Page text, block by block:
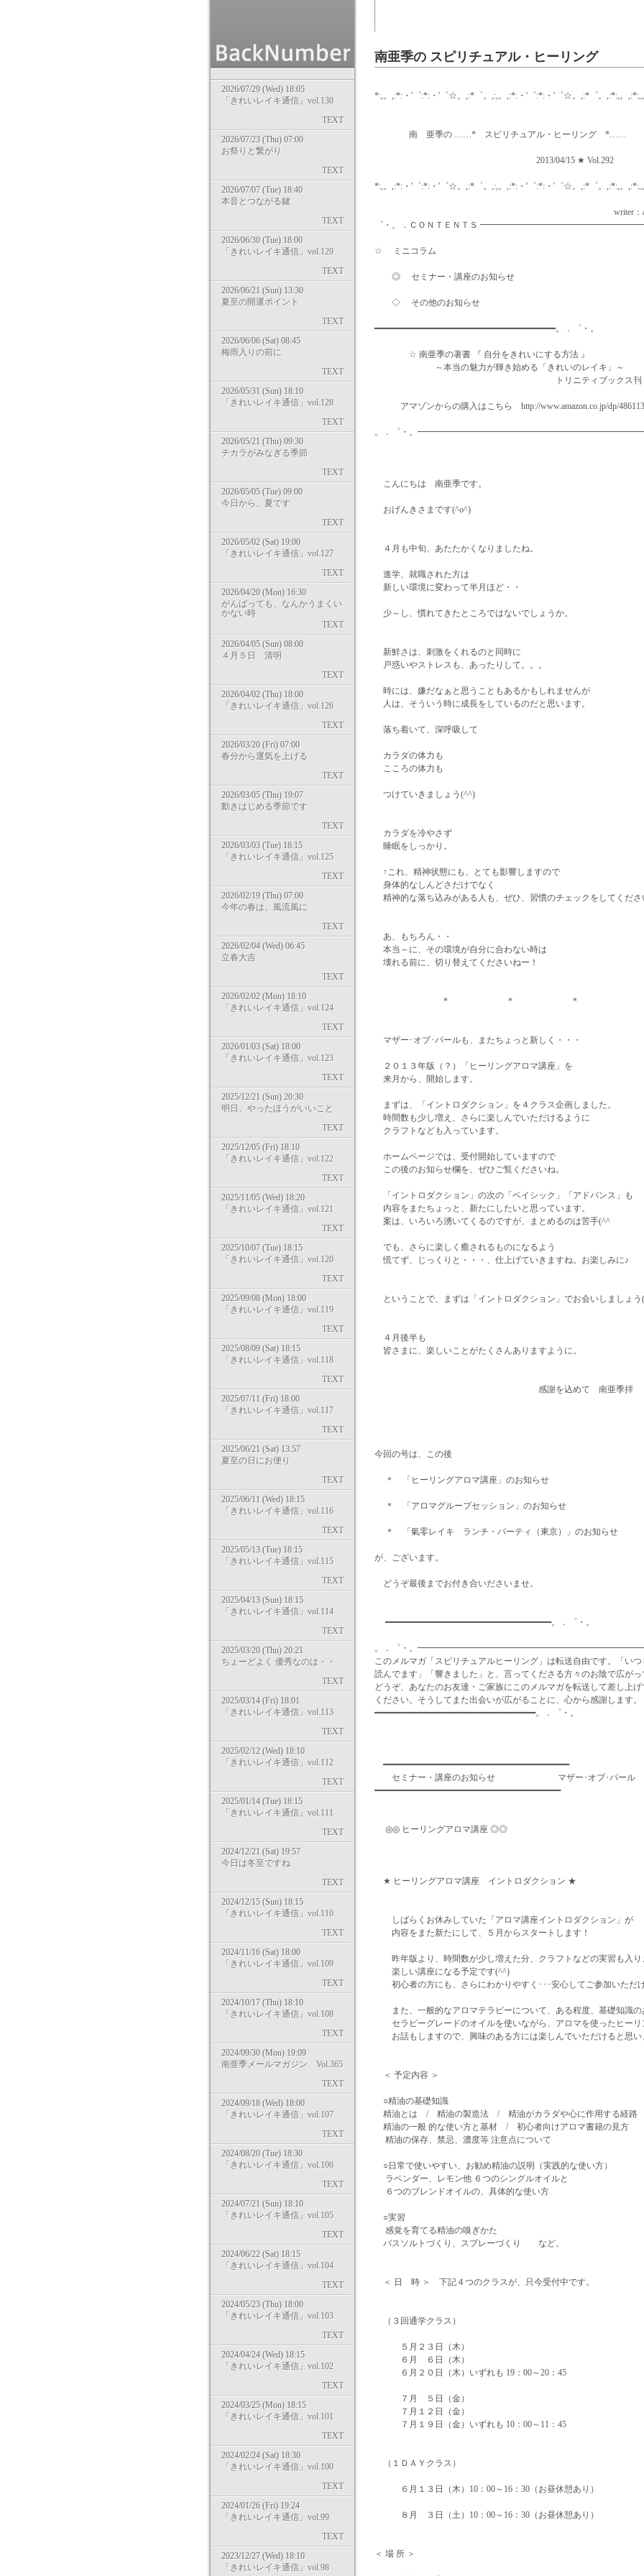
2026/07/29 (Wed) 18:05
「きれいレイキ通信」vol.130
TEXT
2026/07/23 (Thu) 07:00
お祭りと繋がり
TEXT
2026/07/07 (Tue) 18:40
本音とつながる鍵
TEXT
2026/06/30 (Tue) 18:00
「きれいレイキ通信」vol.129
TEXT
2026/06/21 (Sun) 13:30
夏至の開運ポイント
TEXT
2026/06/06 (Sat) 08:45
梅雨入りの前に
TEXT
2026/05/31 (Sun) 18:10
「きれいレイキ通信」vol.128
TEXT
2026/05/21 (Thu) 09:30
チカラがみなぎる季節
TEXT
2026/05/05 (Tue) 09:00
今日から、夏です
TEXT
2026/05/02 (Sat) 19:00
「きれいレイキ通信」vol.127
TEXT
2026/04/20 (Mon) 16:30
がんばっても、なんかうまくい
かない時
TEXT
2026/04/05 (Sun) 08:00
４月５日 清明
TEXT
2026/04/02 (Thu) 18:00
「きれいレイキ通信」vol.126
TEXT
2026/03/20 (Fri) 07:00
春分から運気を上げる
TEXT
2026/03/05 (Thu) 19:07
動きはじめる季節です
TEXT
2026/03/03 (Tue) 18:15
「きれいレイキ通信」vol.125
TEXT
2026/02/19 (Thu) 07:00
今年の春は、風流風に
TEXT
2026/02/04 (Wed) 06:45
立春大吉
TEXT
2026/02/02 (Mon) 18:10
「きれいレイキ通信」vol.124
TEXT
2026/01/03 (Sat) 18:00
「きれいレイキ通信」vol.123
TEXT
2025/12/21 (Sun) 20:30
明日、やったほうがいいこと
TEXT
2025/12/05 (Fri) 18:10
「きれいレイキ通信」vol.122
TEXT
2025/11/05 (Wed) 18:20
「きれいレイキ通信」vol.121
TEXT
2025/10/07 (Tue) 18:15
「きれいレイキ通信」vol.120
TEXT
2025/09/08 (Mon) 18:00
「きれいレイキ通信」vol.119
TEXT
2025/08/09 (Sat) 18:15
「きれいレイキ通信」vol.118
TEXT
2025/07/11 (Fri) 18:00
「きれいレイキ通信」vol.117
TEXT
2025/06/21 (Sat) 13:57
夏至の日にお便り
TEXT
2025/06/11 (Wed) 18:15
「きれいレイキ通信」vol.116
TEXT
2025/05/13 (Tue) 18:15
「きれいレイキ通信」vol.115
TEXT
2025/04/13 (Sun) 18:15
「きれいレイキ通信」vol.114
TEXT
2025/03/20 (Thu) 20:21
ちょーどよく 優秀なのは・・
TEXT
2025/03/14 (Fri) 18:01
「きれいレイキ通信」vol.113
TEXT
2025/02/12 (Wed) 18:10
「きれいレイキ通信」vol.112
TEXT
2025/01/14 (Tue) 18:15
「きれいレイキ通信」vol.111
TEXT
2024/12/21 (Sat) 19:57
今日は冬至ですね
TEXT
2024/12/15 (Sun) 18:15
「きれいレイキ通信」vol.110
TEXT
2024/11/16 (Sat) 18:00
「きれいレイキ通信」vol.109
TEXT
2024/10/17 (Thu) 18:10
「きれいレイキ通信」vol.108
TEXT
2024/09/30 (Mon) 19:09
南亜季メールマガジン Vol.365
TEXT
2024/09/18 (Wed) 18:00
「きれいレイキ通信」vol.107
TEXT
2024/08/20 (Tue) 18:30
「きれいレイキ通信」vol.106
TEXT
2024/07/21 (Sun) 18:10
「きれいレイキ通信」vol.105
TEXT
2024/06/22 (Sat) 18:15
「きれいレイキ通信」vol.104
TEXT
2024/05/23 (Thu) 18:00
「きれいレイキ通信」vol.103
TEXT
2024/04/24 (Wed) 18:15
「きれいレイキ通信」vol.102
TEXT
2024/03/25 (Mon) 18:15
「きれいレイキ通信」vol.101
TEXT
2024/02/24 (Sat) 18:30
「きれいレイキ通信」vol.100
TEXT
2024/01/26 (Fri) 19:24
「きれいレイキ通信」vol.99
TEXT
2023/12/27 (Wed) 18:10
「きれいレイキ通信」vol.98
南亜季の スピリチュアル・ヒーリング
*:,。,:*:・'゜:*:・'゜☆。,:*゜。,:,。,:*:・'゜:*:・'゜☆。,:*゜。,:*:,。,:*:,
南 亜季の ……* スピリチュアル・ヒーリング *……
2013/04/15 ★ Vol.292
*:,。,:*:・'゜:*:・'゜☆。,:*゜。,:,。,:*:・'゜:*:・'゜☆。,:*゜。,:*:,。,:*:,
writer：aki
゜・。．ＣＯＮＴＥＮＴＳ
☆ ミニコラム
◎ セミナー・講座のお知らせ
◇ その他のお知らせ
━━━━━━━━━━━━━━━━━━━━━━━━━━━━━━━━━━━━。．゜・。
☆ 南亜季の著書 『 自分をきれいにする方法 』
～本当の魅力が輝き始める「きれいのレイキ」～
トリニティブックス刊・
アマゾンからの購入はこちら http://www.amazon.co.jp/dp/
。．゜・。
こんにちは 南亜季です。
おげんきさまです(^o^)
４月も中旬、あたたかくなりましたね。
進学、就職された方は
新しい環境に変わって半月ほど・・
少～し、慣れてきたところではないでしょうか。
新鮮さは、刺激をくれるのと同時に
戸惑いやストレスも、あったりして。。。
時には、嫌だなぁと思うこともあるかもしれませんが
人は、そういう時に成長をしているのだと思います。
落ち着いて、深呼吸して
カラダの体力も
こころの体力も
つけていきましょう(^^)
カラダを冷やさず
睡眠をしっかり。
↑これ、精神状態にも、とても影響しますので
身体的なしんどさだけでなく
精神的な落ち込みがある人も、ぜひ、習慣のチェックをしてくださ
あ、もちろん・・
本当～に、その環境が自分に合わない時は
壊れる前に、切り替えてくださいねー！
* * *
マザー･オブ･パールも、またちょっと新しく・・・
２０１３年版（？）「ヒーリングアロマ講座」を
来月から、開始します。
まずは、「イントロダクション」を４クラス企画しました。
時間数も少し増え、さらに楽しんでいただけるように
クラフトなども入っています。
ホームページでは、受付開始していますので
この後のお知らせ欄を、ぜひご覧くださいね。
「イントロダクション」の次の「ベイシック」「アドバンス」も
内容をまたちょっと、新たにしたいと思っています。
案は、いろいろ湧いてくるのですが、まとめるのは苦手(^^ゞ
でも、さらに楽しく癒されるものになるよう
慌てず、じっくりと・・・、仕上げていきますね。お楽しみに♪
ということで、まずは「イントロダクション」でお会いしましょう
４月後半も
皆さまに、楽しいことがたくさんありますように。
感謝を込めて 南亜季拝
今回の号は、この後
＊ 「ヒーリングアロマ講座」のお知らせ
＊ 「アロマグループセッション」のお知らせ
＊ 「氣零レイキ ランチ・パーティ（東京）」のお知らせ
が、ございます。
どうぞ最後までお付き合いださいませ。
━━━━━━━━━━━━━━━━━━━━━━━━━━━━━━━━━。．゜・。
。．゜・。
このメルマガ「スピリチュアルヒーリング」は転送自由です。「い
読んでます」「響きました」と、言ってくださる方々のお陰で広が
どうぞ、あなたのお友達・ご家族にこのメルマガを転送して差し上げ
ください。そうしてまた出会いが広がることに、心から感謝します。
━━━━━━━━━━━━━━━━━━━━━━━━━━━━━━━━。．゜・。
━━━━━━━━━━━━━━━━━━━━━━━━━━━━━━━━━━━━━
セミナー・講座のお知らせ マザー･オブ･パール
━━━━━━━━━━━━━━━━━━━━━━━━━━━━━━━━━━━━━
◎◎ ヒーリングアロマ講座 ◎◎
★ ヒーリングアロマ講座 イントロダクション ★
しばらくお休みしていた「アロマ講座イントロダクション」が
内容をまた新たにして、５月からスタートします！
昨年版より、時間数が少し増えた分、クラフトなどの実習も入り
楽しい講座になる予定です(^^)
初心者の方にも、さらにわかりやすく･･･安心してご参加いただ
また、一般的なアロマテラピーについて、ある程度、基礎知識の
セラピーグレードのオイルを使いながら、アロマを使ったヒーリ
お話もしますので、興味のある方には楽しんでいただけると思い
＜ 予定内容 ＞
○精油の基礎知識
精油とは / 精油の製造法 / 精油がカラダや心に作用する経
精油の一般 的な使い方と基材 / 初心者向けアロマ書籍の見方
精油の保存、禁忌、濃度等 注意点について
○日常で使いやすい、お勧め精油の説明（実践的な使い方）
ラベンダー、レモン他 ６つのシングルオイルと
６つのブレンドオイルの、具体的な使い方
○実習
感覚を育てる精油の嗅ぎかた
バスソルトづくり、スプレーづくり など。
＜ 日 時 ＞ 下記４つのクラスが、只今受付中です。
（３回通学クラス）
５月２３日（木）
６月 ６日（木）
６月２０日（木）いずれも 19：00～20：45
７月 ５日（金）
７月１２日（金）
７月１９日（金）いずれも 10：00～11：45
（１ＤＡＹクラス）
６月１３日（木）10：00～16：30（お昼休憩あり）
８月 ３日（土）10：00～16：30（お昼休憩あり）
＜ 場 所 ＞